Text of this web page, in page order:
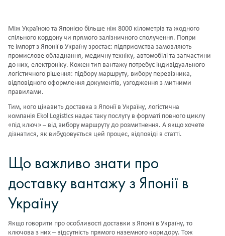
Між Україною та Японією більше ніж 8000 кілометрів та жодного
спільного кордону чи прямого залізничного сполучення. Попри
те імпорт з Японії в Україну зростає: підприємства замовляють
промислове обладнання, медичну техніку, автомобілі та запчастини
до них, електроніку. Кожен тип вантажу потребує індивідуального
логістичного рішення: підбору маршруту, вибору перевізника,
відповідного оформлення документів, узгодження з митними
правилами.
Тим, кого цікавить доставка з Японії в Україну, логістична
компанія Ekol Logistics надає таку послугу в форматі повного циклу
«під ключ» – від вибору маршруту до розмитнення. А якщо хочете
дізнатися, як вибудовується цей процес, відповіді в статті.
Що важливо знати про
доставку вантажу з Японії в
Україну
Якщо говорити про особливості доставки з Японії в Україну, то
ключова з них – відсутність прямого наземного коридору. Тож